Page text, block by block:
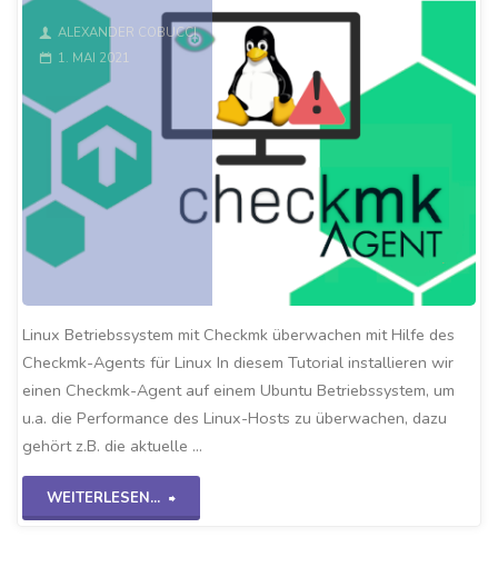
ALEXANDER COBUCCI
1. MAI 2021
Linux Betriebssystem mit Checkmk überwachen mit Hilfe des
Checkmk-Agents für Linux In diesem Tutorial installieren wir
einen Checkmk-Agent auf einem Ubuntu Betriebssystem, um
u.a. die Performance des Linux-Hosts zu überwachen, dazu
gehört z.B. die aktuelle …
WEITERLESEN...
"Checkmk-